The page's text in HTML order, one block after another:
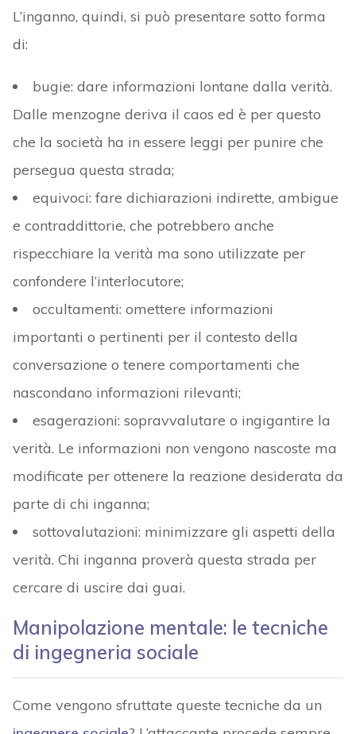
L’inganno, quindi, si può presentare sotto forma
di:
bugie: dare informazioni lontane dalla verità.
Dalle menzogne deriva il caos ed è per questo
che la società ha in essere leggi per punire che
persegua questa strada;
equivoci: fare dichiarazioni indirette, ambigue
e contraddittorie, che potrebbero anche
rispecchiare la verità ma sono utilizzate per
confondere l’interlocutore;
occultamenti: omettere informazioni
importanti o pertinenti per il contesto della
conversazione o tenere comportamenti che
nascondano informazioni rilevanti;
esagerazioni: sopravvalutare o ingigantire la
verità. Le informazioni non vengono nascoste ma
modificate per ottenere la reazione desiderata da
parte di chi inganna;
sottovalutazioni: minimizzare gli aspetti della
verità. Chi inganna proverà questa strada per
cercare di uscire dai guai.
Manipolazione mentale: le tecniche
di ingegneria sociale
Come vengono sfruttate queste tecniche da un